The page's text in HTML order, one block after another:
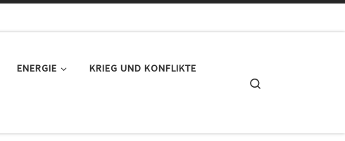
ENERGIE KRIEG UND KONFLIKTE